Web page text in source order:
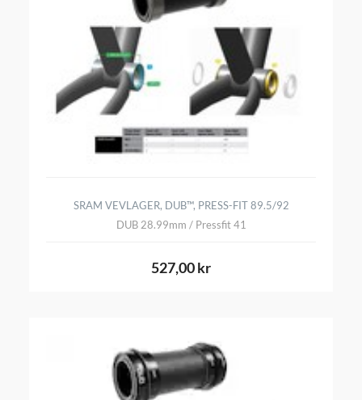
SRAM VEVLAGER, DUB™, PRESS-FIT 89.5/92
DUB 28.99mm / Pressfit 41
527,00 kr